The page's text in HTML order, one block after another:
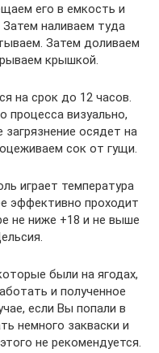
его в емкость и
наливаем туда
Затем доливаем
крышкой.
на срок до 12 часов.
процесса визуально,
осядет на
сок от гущи.
играет температура
эффективно проходит
не ниже +18 и не выше
были на ягодах,
и полученное
если Вы попали в
немного закваски и
не рекомендуется.